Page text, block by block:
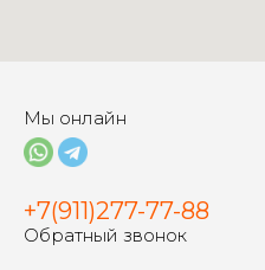
Обратный звонок
Мы онлайн
+7(911)277-77-88